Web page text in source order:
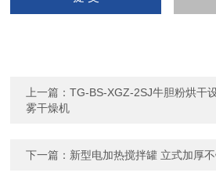
上一篇：TG-BS-XGZ-2SJ牛胆粉烘干
雾干燥机
下一篇： 新型电加热搅拌罐 立式加厚